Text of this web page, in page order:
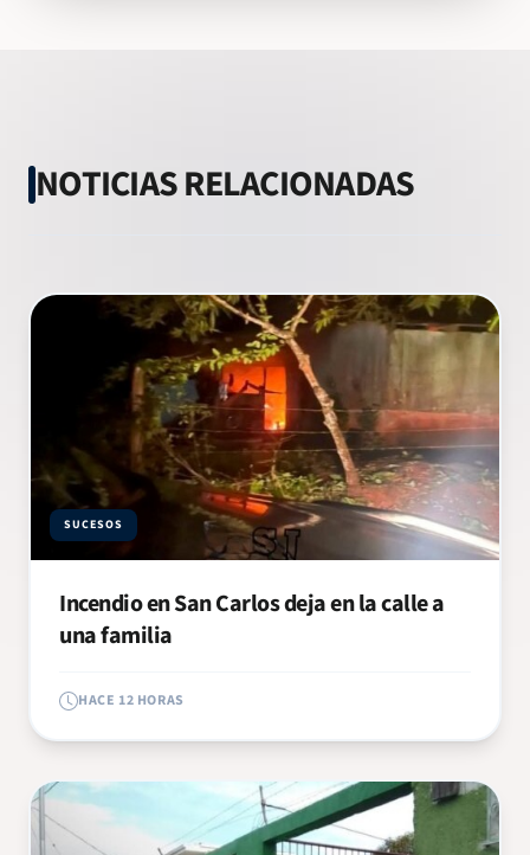
NOTICIAS RELACIONADAS
SUCESOS
Incendio en San Carlos deja en la calle a
una familia
HACE 12 HORAS